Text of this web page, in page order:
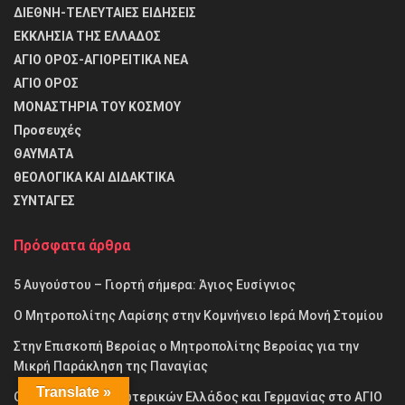
ΔΙΕΘΝΗ-ΤΕΛΕΥΤΑΙΕΣ ΕΙΔΗΣΕΙΣ
ΕΚΚΛΗΣΙΑ ΤΗΣ ΕΛΛΑΔΟΣ
ΑΓΙΟ ΟΡΟΣ-ΑΓΙΟΡΕΙΤΙΚΑ ΝΕΑ
ΑΓΙΟ ΟΡΟΣ
ΜΟΝΑΣΤΗΡΙΑ ΤΟΥ ΚΟΣΜΟΥ
Προσευχές
ΘΑΥΜΑΤΑ
θΕΟΛΟΓΙΚΑ ΚΑΙ ΔΙΔΑΚΤΙΚΑ
ΣΥΝΤΑΓΕΣ
Πρόσφατα άρθρα
5 Αυγούστου – Γιορτή σήμερα: Άγιος Ευσίγνιος
Ο Μητροπολίτης Λαρίσης στην Κομνήνειο Ιερά Μονή Στομίου
Στην Επισκοπή Βεροίας ο Μητροπολίτης Βεροίας για την
Μικρή Παράκληση της Παναγίας
Οι υφυπουργοί Εξωτερικών Ελλάδος και Γερμανίας στο ΑΓΙΟ
Translate »